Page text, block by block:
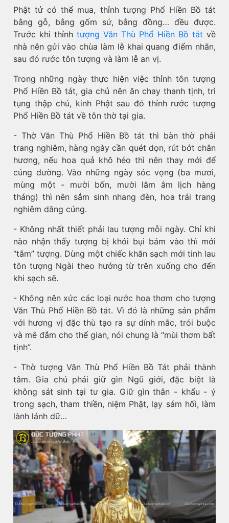
Phật tử có thể mua, thỉnh tượng Phổ Hiền Bồ tát
bằng gỗ, bằng gốm sứ, bằng đồng… đều được.
Trước khi thỉnh tượng Văn Thù Phổ Hiền Bồ tát về
nhà nên gửi vào chùa làm lễ khai quang điểm nhãn,
sau đó rước tôn tượng và làm lễ an vị.
Trong những ngày thực hiện việc thỉnh tôn tượng
Phổ Hiền Bồ tát, gia chủ nên ăn chay thanh tịnh, trì
tụng thập chú, kinh Phật sau đó thỉnh rước tượng
Phổ Hiền Bồ tát về tôn thờ tại gia.
- Thờ Văn Thù Phổ Hiền Bồ tát thì bàn thờ phải
trang nghiêm, hàng ngày cần quét dọn, rút bớt chân
hương, nếu hoa quả khô héo thì nên thay mới để
cúng dường. Vào những ngày sóc vọng (ba mươi,
mùng một - mười bốn, mười lăm âm lịch hàng
tháng) thì nên sắm sinh nhang đèn, hoa trái trang
nghiêm dâng cúng.
- Không nhất thiết phải lau tượng mỗi ngày. Chỉ khi
nào nhận thấy tượng bị khói bụi bám vào thì mới
“tắm” tượng. Dùng một chiếc khăn sạch mới tinh lau
tôn tượng Ngài theo hướng từ trên xuống cho đến
khi sạch sẽ.
- Không nên xức các loại nước hoa thơm cho tượng
Văn Thù Phổ Hiền Bồ tát. Vì đó là những sản phẩm
với hương vị đặc thù tạo ra sự dính mắc, trói buộc
và mê đắm cho thế gian, nói chung là “mùi thơm bất
tịnh”.
- Thờ tượng Văn Thù Phổ Hiền Bồ Tát phải thành
tâm. Gia chủ phải giữ gìn Ngũ giới, đặc biệt là
không sát sinh tại tư gia. Giữ gìn thân - khẩu - ý
trong sạch, tham thiền, niệm Phật, lạy sám hối, làm
lành lánh dữ…